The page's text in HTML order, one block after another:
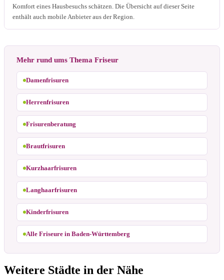
Komfort eines Hausbesuchs schätzen. Die Übersicht auf dieser Seite
enthält auch mobile Anbieter aus der Region.
Mehr rund ums Thema Friseur
Damenfrisuren
Herrenfrisuren
Frisurenberatung
Brautfrisuren
Kurzhaarfrisuren
Langhaarfrisuren
Kinderfrisuren
Alle Friseure in Baden-Württemberg
Weitere Städte in der Nähe